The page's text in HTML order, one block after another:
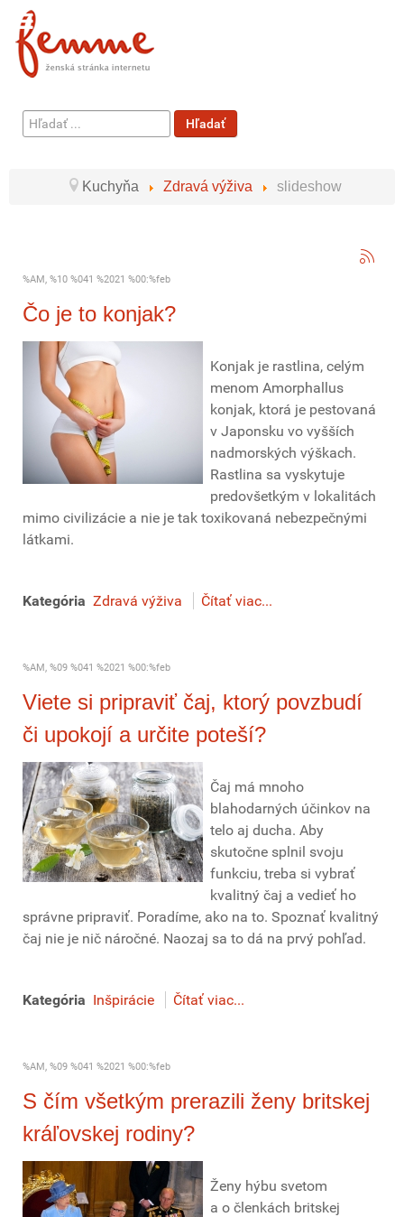
Hľadať
...
Hľadať
Kuchyňa Zdravá výživa slideshow
%AM, %10 %041 %2021 %00:%feb
Čo je to konjak?
Konjak je rastlina, celým
menom Amorphallus
konjak, ktorá je pestovaná
v Japonsku vo vyšších
nadmorských výškach.
Rastlina sa vyskytuje
predovšetkým v lokalitách
mimo civilizácie a nie je tak toxikovaná nebezpečnými
látkami.
Kategória Zdravá výživa Čítať viac...
%AM, %09 %041 %2021 %00:%feb
Viete si pripraviť čaj, ktorý povzbudí
či upokojí a určite poteší?
Čaj má mnoho
blahodarných účinkov na
telo aj ducha. Aby
skutočne splnil svoju
funkciu, treba si vybrať
kvalitný čaj a vedieť ho
správne pripraviť. Poradíme, ako na to. Spoznať kvalitný
čaj nie je nič náročné. Naozaj sa to dá na prvý pohľad.
Kategória Inšpirácie Čítať viac...
%AM, %09 %041 %2021 %00:%feb
S čím všetkým prerazili ženy britskej
kráľovskej rodiny?
Ženy hýbu svetom
a o členkách britskej